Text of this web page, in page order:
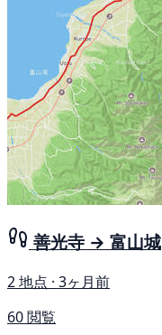
善光寺 → 富山城
2 地点 · 3ヶ月前
60 閲覧